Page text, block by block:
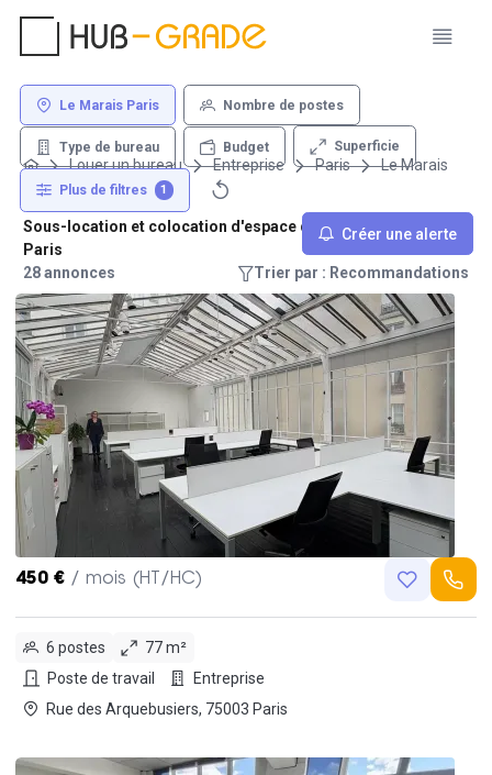
Le Marais Paris Nombre de postes
Type de bureau Budget Superficie
Plus de filtres 1
Créer une alerte
Louer un bureau Entreprise Paris Le Marais
Sous-location et colocation d'espace de travail - Le Marais
Paris
28 annonces
Trier par : Recommandations
450 € / mois (HT/HC)
6 postes
77 m²
Poste de travail
Entreprise
Rue des Arquebusiers, 75003 Paris